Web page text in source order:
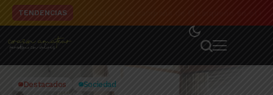
TENDENCIAS
Destacados Sociedad